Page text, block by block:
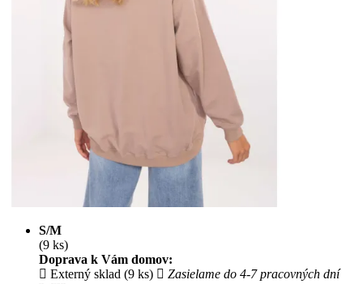
S/M
(9 ks)
Doprava k Vám domov:
Externý sklad (9 ks)
Zasielame do 4-7 pracovných dní